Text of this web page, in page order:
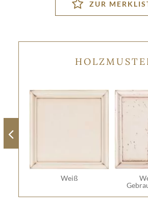
Weiß